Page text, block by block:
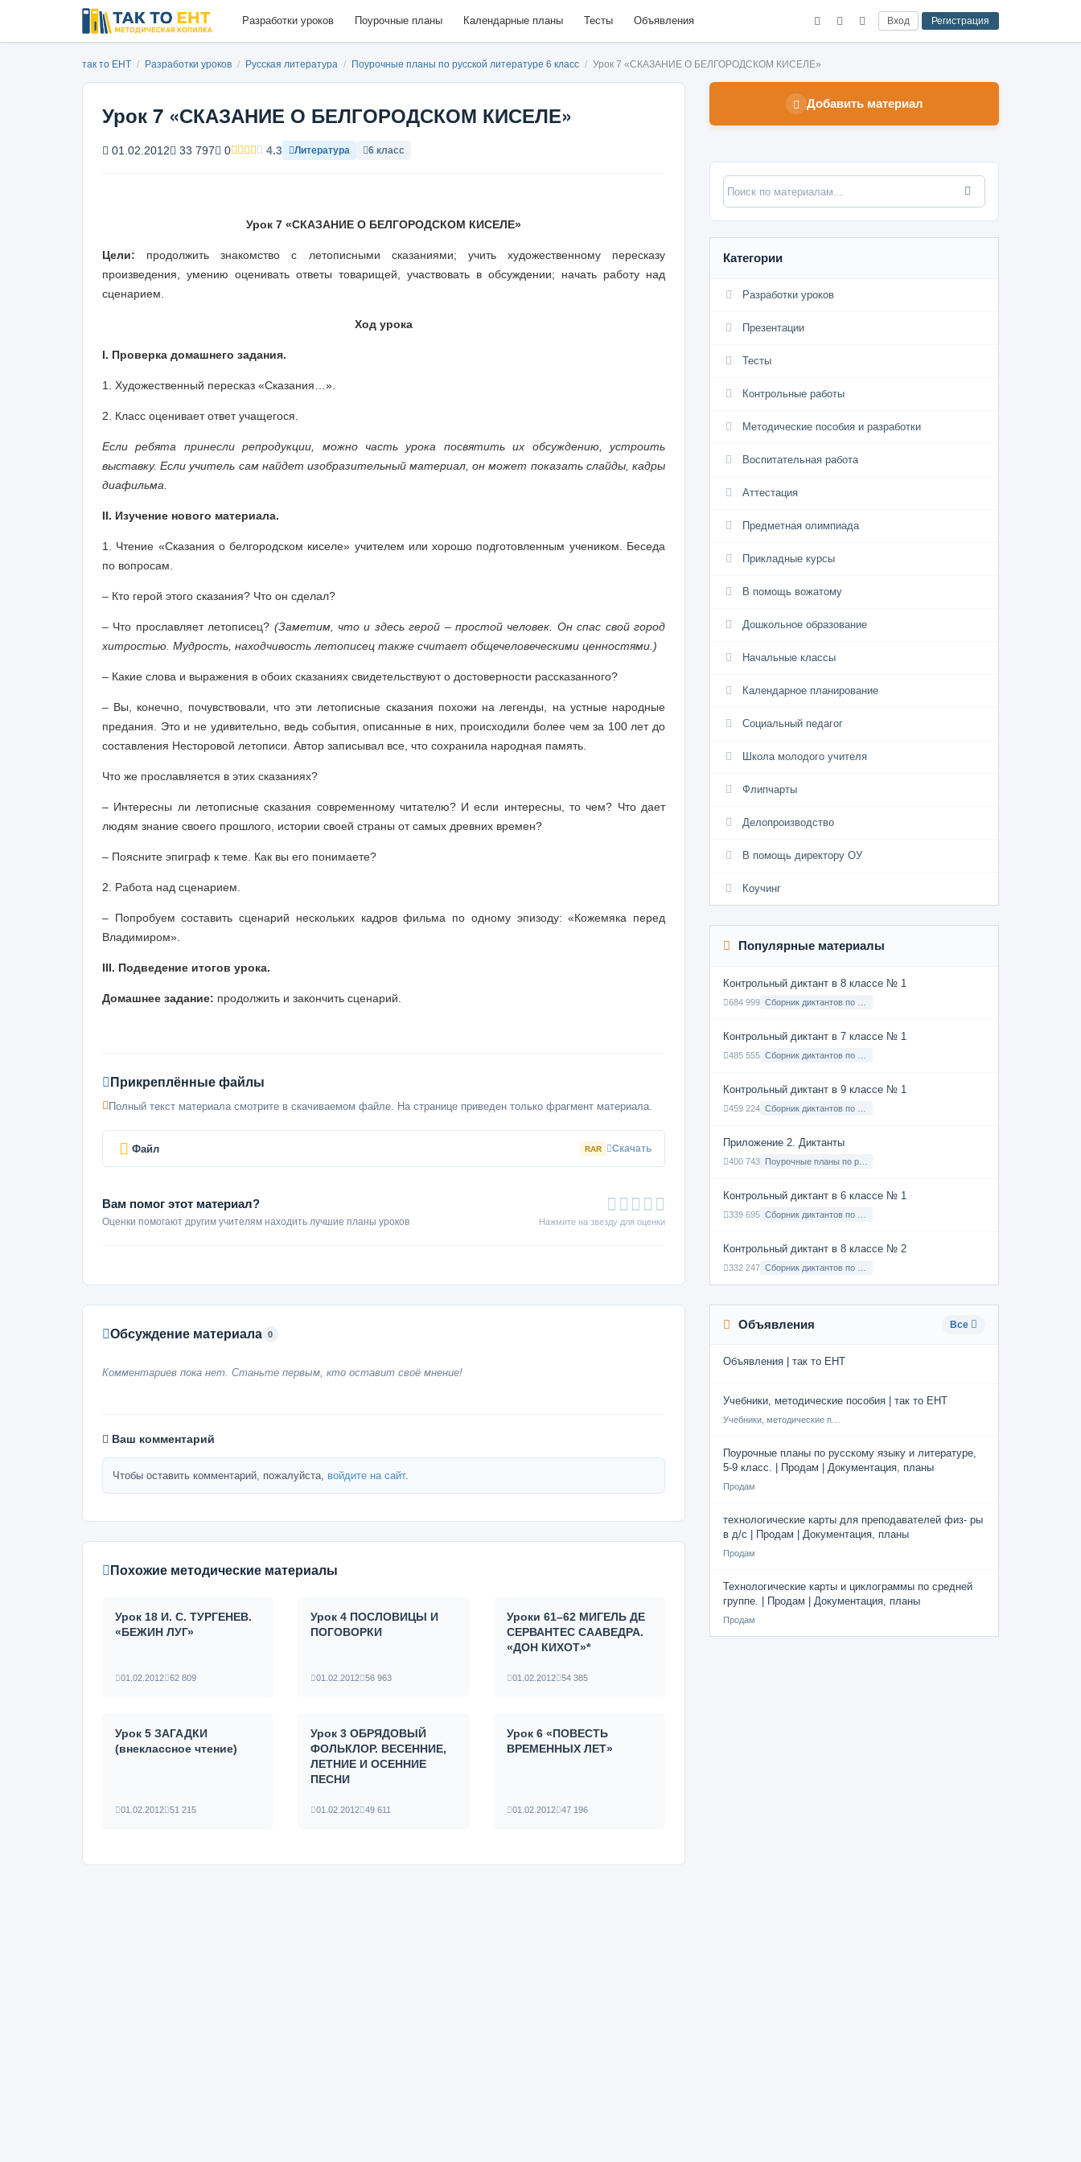
Разработки уроков Поурочные планы Календарные планы Тесты Объявления Вход Регистрация
так то ЕНТ / Разработки уроков / Русская литература / Поурочные планы по русской литературе 6 класс / Урок 7 «СКАЗАНИЕ О БЕЛГОРОДСКОМ КИСЕЛЕ»
Урок 7 «СКАЗАНИЕ О БЕЛГОРОДСКОМ КИСЕЛЕ»
01.02.2012 33 797 0 4.3 Литература 6 класс
Урок 7 «СКАЗАНИЕ О БЕЛГОРОДСКОМ КИСЕЛЕ»
Цели: продолжить знакомство с летописными сказаниями; учить художественному пересказу
произведения, умению оценивать ответы товарищей, участвовать в обсуждении; начать работу над
сценарием.
Ход урока
I. Проверка домашнего задания.
1. Художественный пересказ «Сказания…».
2. Класс оценивает ответ учащегося.
Если ребята принесли репродукции, можно часть урока посвятить их обсуждению, устроить
выставку. Если учитель сам найдет изобразительный материал, он может показать слайды, кадры
диафильма.
II. Изучение нового материала.
1. Чтение «Сказания о белгородском киселе» учителем или хорошо подготовленным учеником. Беседа
по вопросам.
– Кто герой этого сказания? Что он сделал?
– Что прославляет летописец? (Заметим, что и здесь герой – простой человек. Он спас свой город
хитростью. Мудрость, находчивость летописец также считает общечеловеческими ценностями.)
– Какие слова и выражения в обоих сказаниях свидетельствуют о достоверности рассказанного?
– Вы, конечно, почувствовали, что эти летописные сказания похожи на легенды, на устные народные
предания. Это и не удивительно, ведь события, описанные в них, происходили более чем за 100 лет до
составления Несторовой летописи. Автор записывал все, что сохранила народная память.
Что же прославляется в этих сказаниях?
– Интересны ли летописные сказания современному читателю? И если интересны, то чем? Что дает
людям знание своего прошлого, истории своей страны от самых древних времен?
– Поясните эпиграф к теме. Как вы его понимаете?
2. Работа над сценарием.
– Попробуем составить сценарий нескольких кадров фильма по одному эпизоду: «Кожемяка перед
Владимиром».
III. Подведение итогов урока.
Домашнее задание: продолжить и закончить сценарий.
Прикреплённые файлы
Полный текст материала смотрите в скачиваемом файле. На странице приведен только фрагмент материала.
Файл RAR Скачать
Вам помог этот материал?
Оценки помогают другим учителям находить лучшие планы уроков Нажмите на звезду для оценки
Обсуждение материала 0
Комментариев пока нет. Станьте первым, кто оставит своё мнение!
Ваш комментарий
Чтобы оставить комментарий, пожалуйста, войдите на сайт.
Похожие методические материалы
Урок 18 И. С. ТУРГЕНЕВ.
«БЕЖИН ЛУГ»
01.02.2012 62 809
Урок 4 ПОСЛОВИЦЫ И
ПОГОВОРКИ
01.02.2012 56 963
Уроки 61–62 МИГЕЛЬ ДЕ
СЕРВАНТЕС СААВЕДРА.
«ДОН КИХОТ»*
01.02.2012 54 385
Урок 5 ЗАГАДКИ
(внеклассное чтение)
01.02.2012 51 215
Урок 3 ОБРЯДОВЫЙ
ФОЛЬКЛОР. ВЕСЕННИЕ,
ЛЕТНИЕ И ОСЕННИЕ
ПЕСНИ
01.02.2012 49 611
Урок 6 «ПОВЕСТЬ
ВРЕМЕННЫХ ЛЕТ»
01.02.2012 47 196
Добавить материал
Категории
Разработки уроков
Презентации
Тесты
Контрольные работы
Методические пособия и разработки
Воспитательная работа
Аттестация
Предметная олимпиада
Прикладные курсы
В помощь вожатому
Дошкольное образование
Начальные классы
Календарное планирование
Социальный педагог
Школа молодого учителя
Флипчарты
Делопроизводство
В помощь директору ОУ
Коучинг
Популярные материалы
Контрольный диктант в 8 классе № 1
684 999
Контрольный диктант в 7 классе № 1
485 555
Контрольный диктант в 9 классе № 1
459 224
Приложение 2. Диктанты
400 743
Контрольный диктант в 6 классе № 1
339 695
Контрольный диктант в 8 классе № 2
332 247
Объявления Все
Объявления | так то ЕНТ
Учебники, методические пособия | так то ЕНТ
Поурочные планы по русскому языку и литературе,
5-9 класс. | Продам | Документация, планы
Продам
технологические карты для преподавателей физ- ры
в д/с | Продам | Документация, планы
Продам
Технологические карты и циклограммы по средней
группе. | Продам | Документация, планы
Продам